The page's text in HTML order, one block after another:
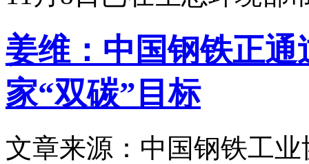
姜维：中国钢铁正
家“双碳”目标
文章来源：中国钢铁工业